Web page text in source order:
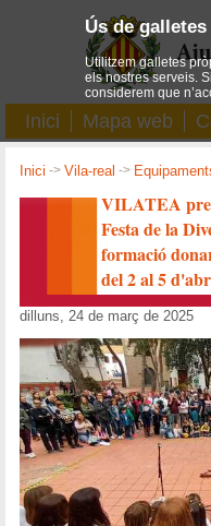
Inici Mapa web
Inici ->Vila-real ->
VILATEA
Festa de la
formació
del 2 al 5
dilluns, 24 de març de 2025
Ús de galletes
Utilitzem galletes
els nostres serveis.
considerem que